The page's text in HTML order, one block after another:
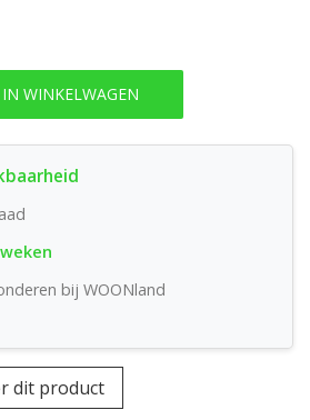
IN WINKELWAGEN
bij WOONland
dit product